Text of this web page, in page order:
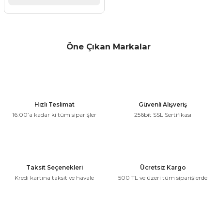
Öne Çıkan Markalar
Hızlı Teslimat
16:00’a kadar ki tüm siparişler
Güvenli Alışveriş
256bit SSL Sertifikası
Taksit Seçenekleri
Kredi kartına taksit ve havale
Ücretsiz Kargo
500 TL ve üzeri tüm siparişlerde